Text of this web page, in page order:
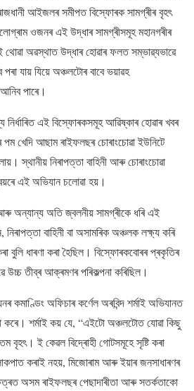
আইজলৰ সমীপত বিস্ফোৰক সামগ্ৰীৰ বৃহৎ
ওজনৰ এই উদ্ধাৰ সামগ্ৰীসমূহ মহানগৰীৰ
থোৱা অৱস্থাত উদ্ধাৰ হোৱাৰ ফলত সম্ভাৱ্যভাৱে
যায় যিয়ে অঞ্চলটোৰ বাবে ভয়াৱহ
পাৰে।
নিৰ্ধাৰিত এই বিস্ফোৰকসমূহ আৱিষ্কাৰ হোৱাৰ খবৰ
খেদি আছাম ৰাইফলছৰ চোৰাংচোৱা ইউনিটে
স্থানীয় নিৰাপত্তা বাহিনী আৰু চোৰাংচোৱা
এই অভিযান চলোৱা হয়।
অন্যান্য অতি জ্বলনীয় সামগ্ৰীকে ধৰি এই
নিৰাপত্তা বাহিনী বা অসামৰিক অঞ্চলক লক্ষ্য কৰি
বুলি ধাৰণা কৰা হৈছিল। বিস্ফোৰকবোৰৰ প্ৰকৃতিৰ
উচ্চ তীব্ৰ আক্ৰমণৰ পৰিকল্পনা কৰিছিল।
কমাণ্ডিং অফিচাৰ কৰ্ণেল অৰবিন্দ শৰ্মাই অভিযানত
কৰে। শৰ্মাই কয় যে, “এইটো অঞ্চলটোত যোৱা কিছু
বৃহৎ। ই কেৱল বিদ্ৰোহী গোটসমূহে সৃষ্টি কৰা
কৰাই নহয়, মিজোৰাম আৰু ইয়াৰ জনসাধাৰণৰ
অসম ৰাইফলছৰ পেছাদাৰীতা আৰু সতৰ্কতাকো